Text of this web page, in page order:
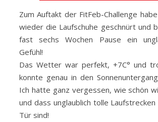
Zum Auftakt der FitFeb-Challenge
wieder die Laufschuhe geschnürt und
fast sechs Wochen Pause ein
Gefühl!
Das Wetter war perfekt, +7C° und
konnte genau in den
Ich hatte ganz vergessen, wie schön
und dass unglaublich tolle
Tür sind!